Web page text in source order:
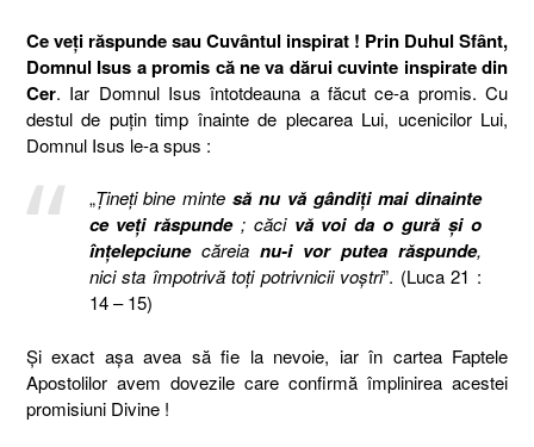
Ce veți răspunde sau Cuvântul inspirat ! Prin Duhul Sfânt,
Domnul Isus a promis că ne va dărui cuvinte inspirate din
Cer. Iar Domnul Isus întotdeauna a făcut ce-a promis. Cu
destul de puțin timp înainte de plecarea Lui, ucenicilor Lui,
Domnul Isus le-a spus :
„Ţineţi bine mintesă nu vă gândiţi mai dinainte
ce veţi răspunde; căci vă voi da o gură şi o
înţelepciunecăreia nu-i vor putea răspunde,
nici sta împotrivă toţi potrivnicii voştri”. (Luca 21 :
14 – 15)
Și exact așa avea să fie la nevoie, iar în cartea Faptele
Apostolilor avem dovezile care confirmă împlinirea acestei
promisiuni Divine !